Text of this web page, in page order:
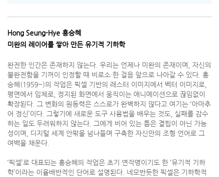
Hong Seung-Hye 홍승혜
미완의 레이어를 쌓아 만든 유기적 기하학
완전한 인간은 존재하지 않는다. 우리는 언제나 미완의 존재이며, 자신의
불완전함을 기꺼이 인정할 때 비로소 한 걸음 앞으로 나아갈 수 있다. 홍
승혜(1959~)의 작업은 픽셀 기반의 래스터 이미지에서 벡터 이미지로,
평면에서 입체로, 정지된 화면에서 움직이는 애니메이션으로 끊임없이
확장된다. 그 변화의 원동력은 스스로가 완벽하지 않다고 여기는 ‘아마추
어 정신’이다. 그렇기에 새로운 도구 사용법을 배우는 것도, 실패를 감수
하는 일도 두려워하지 않는다. 그에게 비어 있는 틈은 결핍이 아닌 가능
성이며, 디지털 세계 안팎을 넘나들며 구축한 자신만의 조형 언어로 그
여백을 채운다.
‘픽셀’로 대표되는 홍승혜의 작업은 초기 연작명이기도 한 ‘유기적 기하
학’이라는 이율배반적인 단어로 설명된다. 네모반듯한 픽셀은 기하학적